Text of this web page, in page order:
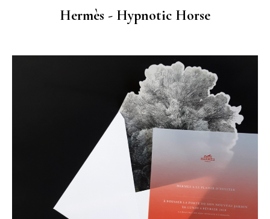
Hermès - Hypnotic Horse